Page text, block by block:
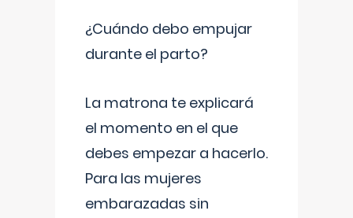
¿Cuándo debo empujar
durante el parto?
La matrona te explicará
el momento en el que
debes empezar a hacerlo.
Para las mujeres
embarazadas sin